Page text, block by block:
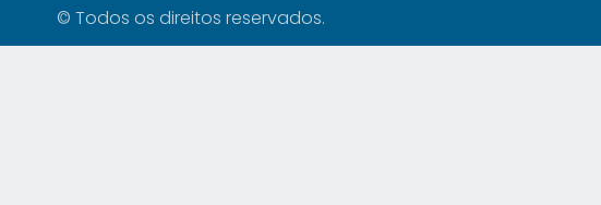
© Todos os direitos reservados.